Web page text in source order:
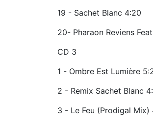
19 - Sachet Blanc 4:20
20- Pharaon Reviens
CD 3
1 - Ombre Est Lumière
2 - Remix Sachet Blanc
3 - Le Feu (Prodigal Mix)